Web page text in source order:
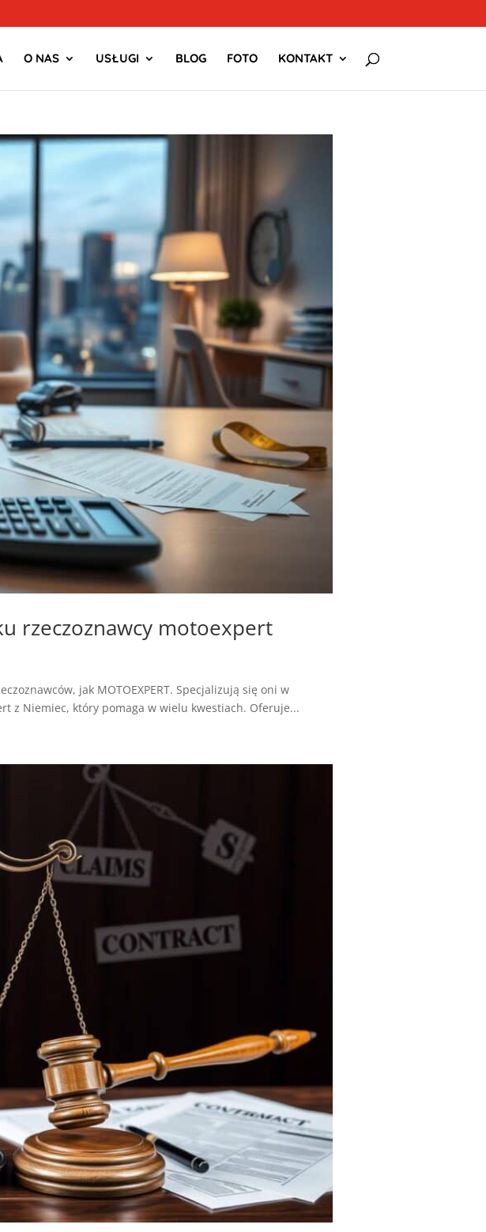
O NAS USŁUGI BLOG FOTO KONTAKT
rzeczoznawcy motoexpert
jak MOTOEXPERT. Specjalizują się oni w
z Niemiec, który pomaga w wielu kwestiach. Oferuje...